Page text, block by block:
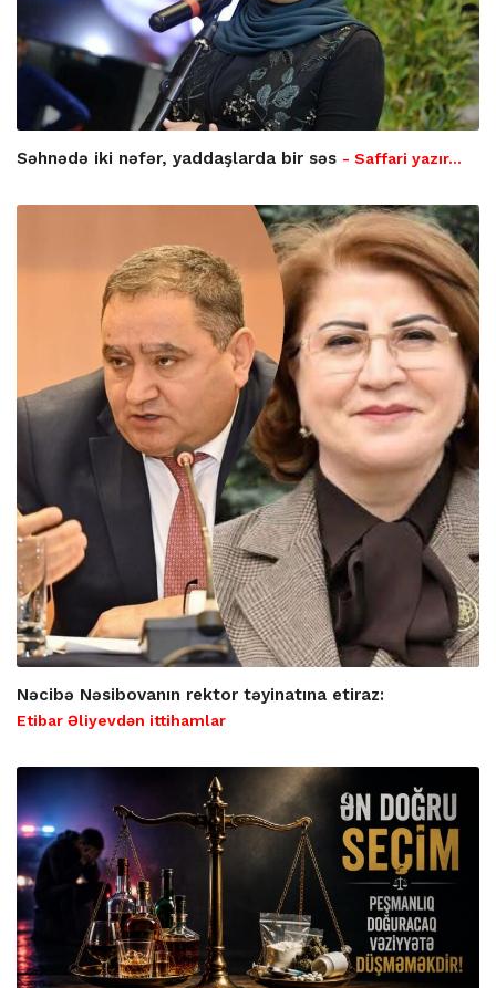
Səhnədə iki nəfər, yaddaşlarda bir səs - Saffari yazır…
Nəcibə Nəsibovanın rektor təyinatına etiraz:
Etibar Əliyevdən ittihamlar